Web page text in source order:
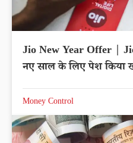
Jio New Year Offer |
नए साल के लिए पेश किया
Money Control